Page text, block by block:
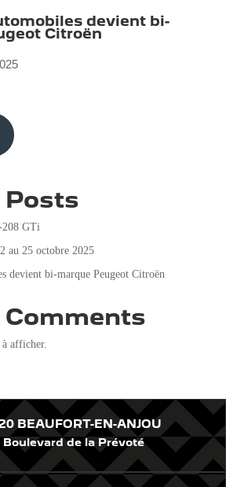
devient bi-
Citroën
Posts
208 GTi
au 25 octobre 2025
devient bi-marque Peugeot Citroën
Comments
afficher.
BEAUFORT-EN-ANJOU
Boulevard de la Prévoté